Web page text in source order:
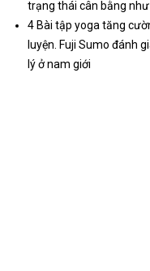
trạng thái cân bằng như
4 Bài tập yoga tăng
luyện. Fuji Sumo đánh
lý ở nam giới